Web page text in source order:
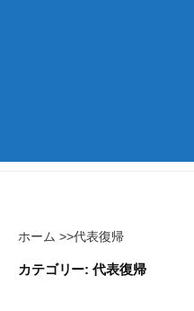
ホーム >>代表復帰
カテゴリー: 代表復帰